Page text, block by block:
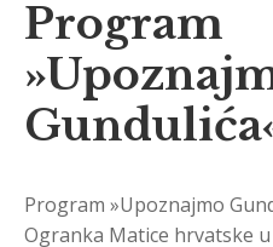
KONTAKT
Program
Program »Upoznajmo
Ogranka Matice hrvatske